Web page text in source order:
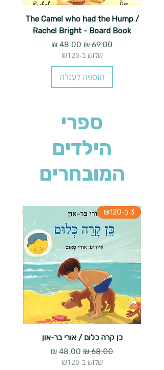
The Camel who had the Hump /
Rachel Bright - Board Book
מחיר רגיל מחיר מבצע
שלוש ב-₪120
הוספה לעגלה
ספרי
הילדים
המובחרים
3 ב-₪120
כן קרה כלום / אורי בר-און
מחיר רגיל מחיר מבצע
שלוש ב-₪120